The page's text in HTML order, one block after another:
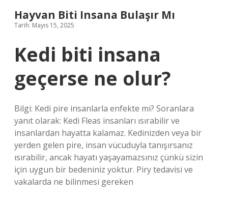
Hayvan Biti Insana Bulaşır Mı
Tarih: Mayıs 15, 2025
Kedi biti insana
geçerse ne olur?
Bilgi: Kedi pire insanlarla enfekte mi? Soranlara
yanıt olarak: Kedi Fleas insanları ısırabilir ve
insanlardan hayatta kalamaz. Kedinizden veya bir
yerden gelen pire, insan vücuduyla tanışırsanız
ısırabilir, ancak hayatı yaşayamazsınız çünkü sizin
için uygun bir bedeniniz yoktur. Piry tedavisi ve
vakalarda ne bilinmesi gereken